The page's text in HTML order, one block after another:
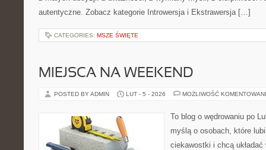
autentyczne. Zobacz kategorie Introwersja i Ekstrawersja […]
CATEGORIES: MSZE ŚWIĘTE
MIEJSCA NA WEEKEND
POSTED BY ADMIN LUT - 5 - 2026 MOŻLIWOŚĆ
To blog o wędrowaniu po
myślą o osobach, które
ciekawostki i chcą